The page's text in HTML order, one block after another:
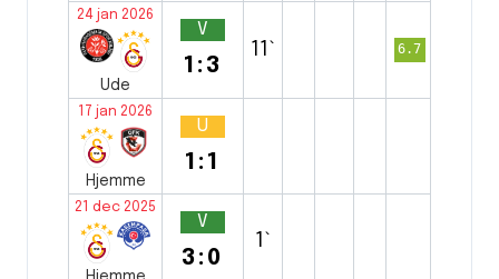
24 jan 2026
Ude
V
1:3
11` 6.7
17 jan 2026
Hjemme
U
1:1
21 dec 2025
V
3:0
1`